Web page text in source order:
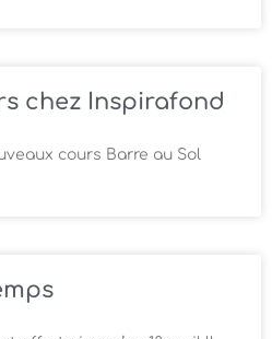
chez Inspirafond
cours Barre au Sol